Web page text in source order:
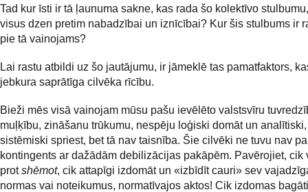
Tad kur īsti ir tā ļaunuma sakne, kas rada šo kolektīvo
visus dzen pretim nabadzībai un iznīcībai? Kur šis stulbums ir
pie tā vainojams?
Lai rastu atbildi uz šo jautājumu, ir jāmeklē tas pamatfaktors,
jebkura saprātīga cilvēka rīcību.
Bieži mēs visā vainojam mūsu pašu ievēlēto valstsvīru
muļķību, zināšanu trūkumu, nespēju loģiski domāt un
sistēmiski spriest, bet tā nav taisnība. Šie cilvēki ne tuvu nav
kontingents ar dažādām debilizācijas pakāpēm. Pavērojiet, cik
protshēmot, cik attapīgi izdomāt un «izbīdīt cauri» sev
normas vai noteikumus, normatīvajos aktos! Cik izdomas